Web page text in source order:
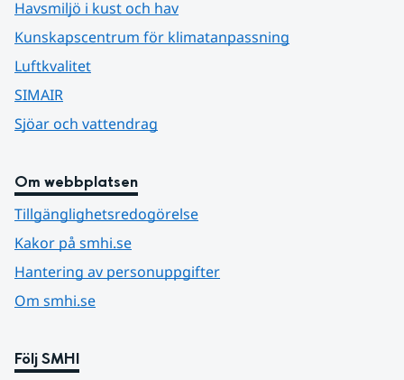
Havsmiljö i kust och hav
Kunskapscentrum för klimatanpassning
Luftkvalitet
SIMAIR
Sjöar och vattendrag
Om webbplatsen
Tillgänglighetsredogörelse
Kakor på smhi.se
Hantering av personuppgifter
Om smhi.se
Följ SMHI